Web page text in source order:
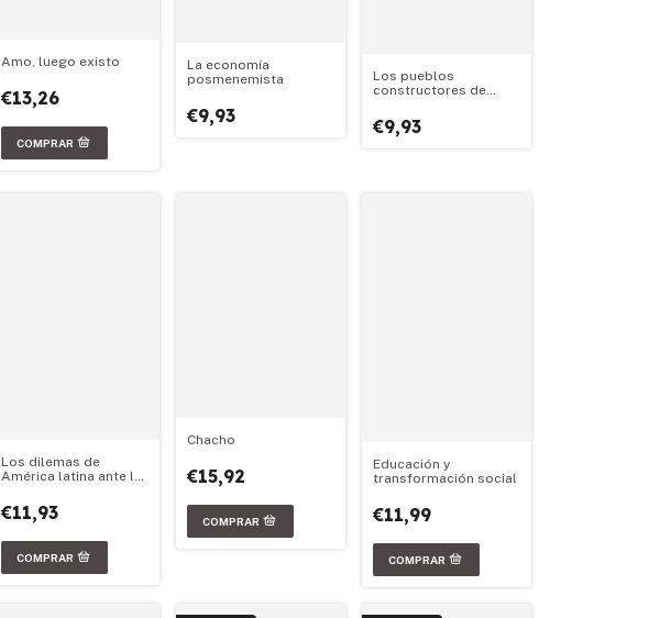
Amo, luego existo
€13,26
La economía
posmenemista
€9,93
Los pueblos
constructores de
€9,93
Los dilemas de
América latina ante la
€11,93
Chacho
€15,92
Educación y
transformación social
€11,99